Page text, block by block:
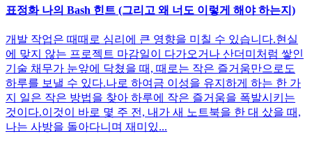
표정화 나의 Bash 힌트 (그리고 왜 너도 이렇게 해야 하는지)
개발 작업은 때때로 심리에 큰 영향을 미칠 수 있습니다.현실
에 맞지 않는 프로젝트 마감일이 다가오거나 산더미처럼 쌓인
기술 채무가 눈앞에 닥쳤을 때, 때로는 작은 즐거움만으로도
하루를 보낼 수 있다.나로 하여금 이성을 유지하게 하는 한 가
지 일은 작은 방법을 찾아 하루에 작은 즐거움을 폭발시키는
것이다.이것이 바로 몇 주 전, 내가 새 노트북을 한 대 샀을 때,
나는 사방을 돌아다니며 재미있...